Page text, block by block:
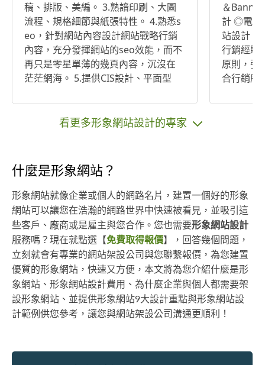
稿、排版、美編。 3.熟諳印刷、大圖
流程、規格細節與紙張特性。 4.熟悉s
eo，針對網站內容設計網站戰略行銷
內容，充分發揮網站的seo效能，而不
再只是零星單薄的幾頁內容，沉沒在
茫茫網海。 5.提供CIS設計、平面型
務。 了解網站設計應該真正從企業運
作開始衡量，平衡目標與資源，切實
＆Banner設計 ◎型錄
計 ◎電子商務視覺設計 平面設計、網
站設計、
行銷經驗。 我們強調「完善技
原則，強
合行銷所
有問題一
看更多形象網站設計的專家
什麼是形象網站？
形象網站就像企業或個人的網路名片，建置一個好的形象
網站可以讓您在浩瀚的網路世界中快速被看見，並吸引這
些客戶、廠商或是雇主與您合作。您也需要形象網站設計
服務嗎？現在就點選【免費取得報價】，回答幾個問題，
立刻就會有專業的網站架設公司與您聯繫報價，為您建置
優質的形象網站，快速又方便，本文將為您介紹什麼是形
象網站、形象網站設計費用、為什麼企業與個人都需要架
設形象網站、並提供形象網站9大設計重點與形象網站設
計範例供您參考，讓您與網站架設公司溝通更順利！